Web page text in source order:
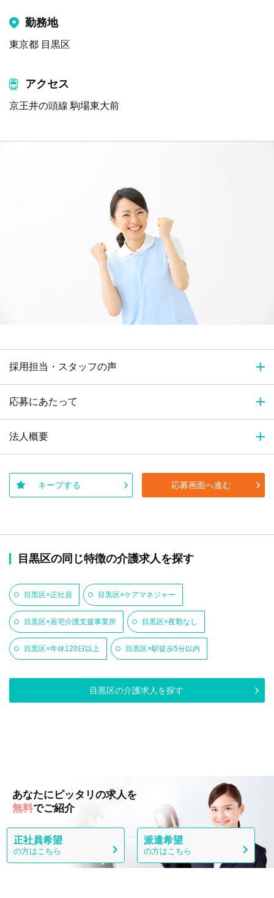
勤務地
東京都 目黒区
アクセス
京王井の頭線 駒場東大前
採用担当・スタッフの声
応募にあたって
法人概要
キープする 応募画面へ進む
目黒区の同じ特徴の介護求人を探す
目黒区×正社員 目黒区×ケアマネジャー
目黒区×居宅介護支援事業所 目黒区×夜勤なし
目黒区×年休120日以上 目黒区×駅徒歩5分以内
目黒区の介護求人を探す
あなたにピッタリの求人を
無料でご紹介
正社員希望
の方はこちら
派遣希望
の方はこちら